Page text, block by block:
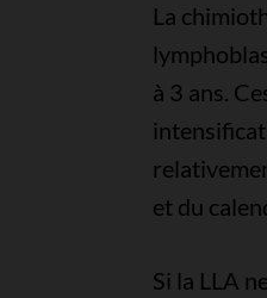
La
à 3 ans.
et du
Si la LLA